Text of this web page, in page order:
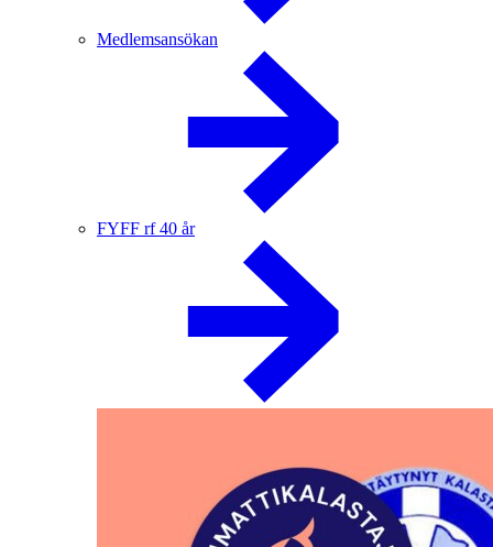
Medlemsansökan
FYFF rf 40 år